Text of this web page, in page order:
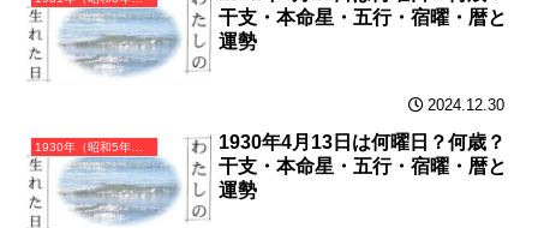
干支・本命星・五行・宿曜・暦と
運勢
2024.12.30
1930年（昭和5年）庚午（かのえうま）・午年（うま年）カレンダー（月曜はじまり）
1930年4月13日は何曜日？何歳？
干支・本命星・五行・宿曜・暦と
運勢